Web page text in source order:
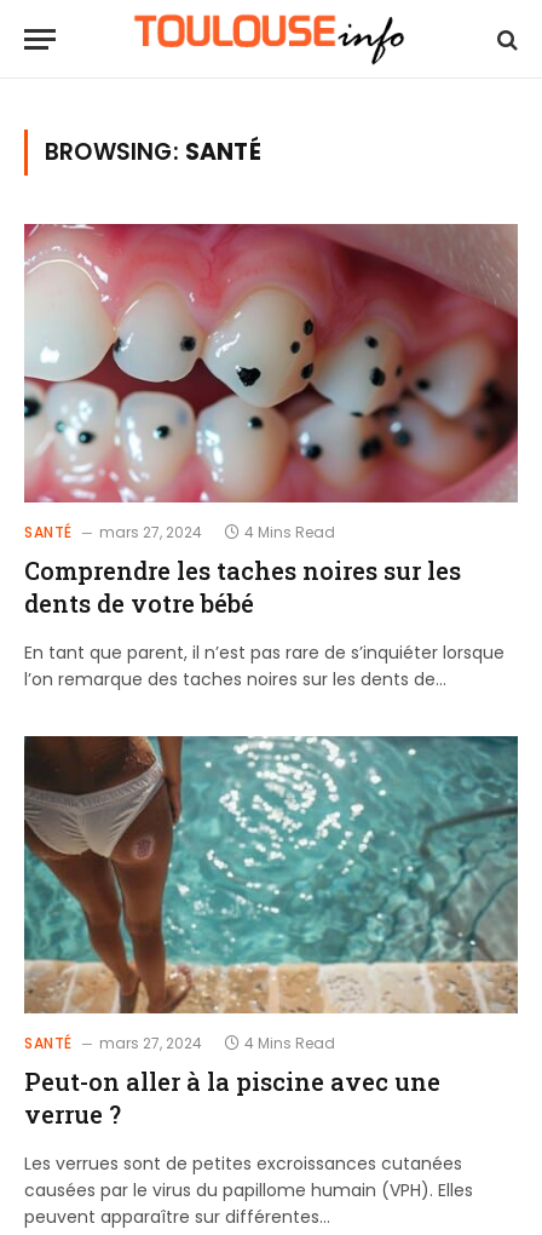
BROWSING: SANTÉ
SANTÉ mars 27, 2024 4 Mins Read
Comprendre les taches noires sur les
dents de votre bébé
En tant que parent, il n’est pas rare de s’inquiéter lorsque
l’on remarque des taches noires sur les dents de…
SANTÉ mars 27, 2024 4 Mins Read
Peut-on aller à la piscine avec une
verrue ?
Les verrues sont de petites excroissances cutanées
causées par le virus du papillome humain (VPH). Elles
peuvent apparaître sur différentes…